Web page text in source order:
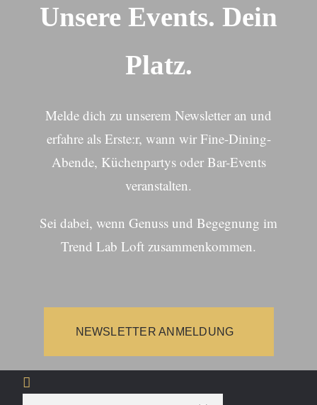
Unsere Events. Dein
Platz.
Melde dich zu unserem Newsletter an und
erfahre als Erste:r, wann wir Fine-Dining-
Abende, Küchenpartys oder Bar-Events
veranstalten.
Sei dabei, wenn Genuss und Begegnung im
Trend Lab Loft zusammenkommen.
NEWSLETTER ANMELDUNG